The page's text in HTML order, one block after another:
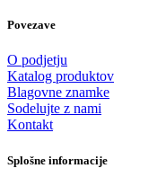
Povezave
O podjetju
Katalog produktov
Blagovne znamke
Sodelujte z nami
Kontakt
Splošne informacije